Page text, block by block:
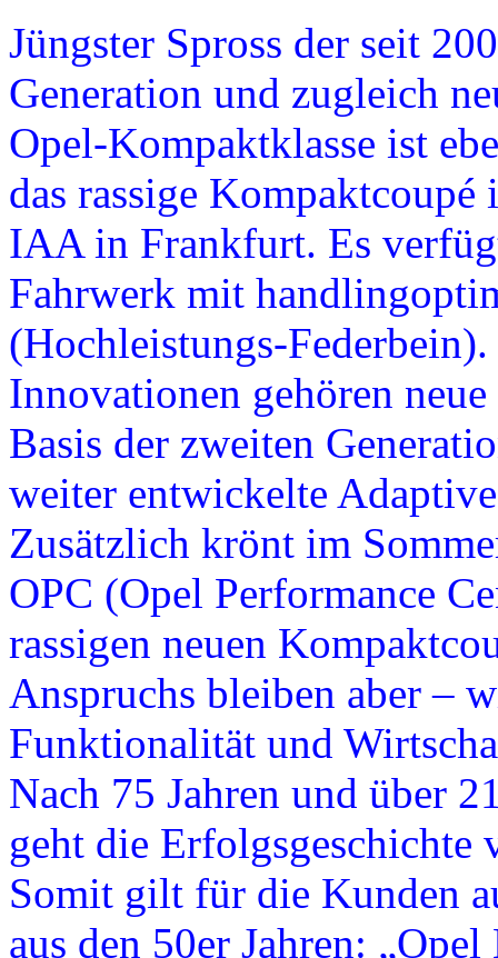
Jüngster Spross der seit
Generation und zugleich
Opel-Kompaktklasse ist
das rassige
IAA in Frankfurt. Es
Fahrwerk mit
(Hochleistungs-
Innovationen gehören
Basis der zweiten
weiter entwickelte
Zusätzlich krönt im
OPC (Opel Performance
rassigen neuen
Anspruchs bleiben aber –
Funktionalität und
Nach 75 Jahren und über
geht die Erfolgsgeschichte
Somit gilt für die Kunden
aus den 50er Jahren: